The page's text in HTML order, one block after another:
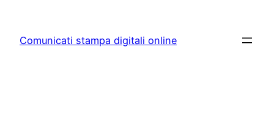
content
Comunicati stampa digitali online